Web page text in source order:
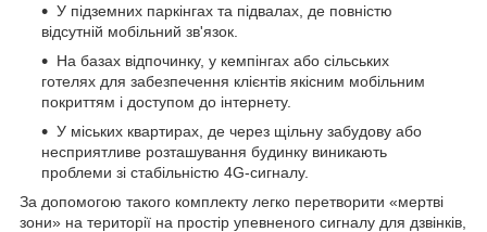
У підземних паркінгах та підвалах, де повністю
відсутній мобільний зв'язок.
На базах відпочинку, у кемпінгах або сільських
готелях для забезпечення клієнтів якісним мобільним
покриттям і доступом до інтернету.
У міських квартирах, де через щільну забудову або
несприятливе розташування будинку виникають
проблеми зі стабільністю 4G-сигналу.
За допомогою такого комплекту легко перетворити «мертві
зони» на території на простір упевненого сигналу для дзвінків,